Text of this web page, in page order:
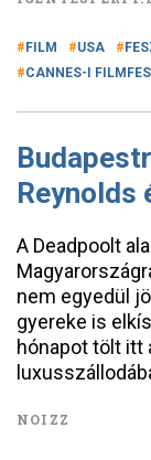
FILM USA
CANNES-I
Reynolds
A Deadpoolt
nem egyedül
gyereke is
hónapot tölt itt
NOIZZ